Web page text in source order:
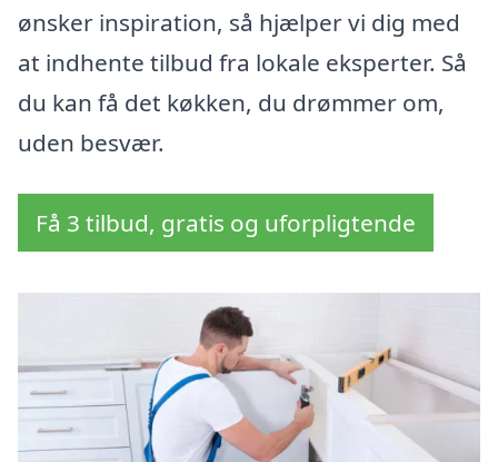
ønsker inspiration, så hjælper vi dig med
at indhente tilbud fra lokale eksperter. Så
du kan få det køkken, du drømmer om,
uden besvær.
Få 3 tilbud, gratis og uforpligtende